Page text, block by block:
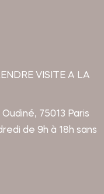
VISITE A LA
75013 Paris
de 9h à 18h sans